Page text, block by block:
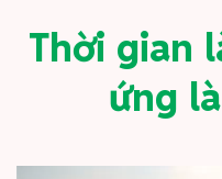
Thời gian
ứng